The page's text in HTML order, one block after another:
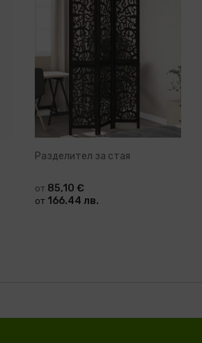
Разделител за стая
от 85,10 €
от 166.44 лв.